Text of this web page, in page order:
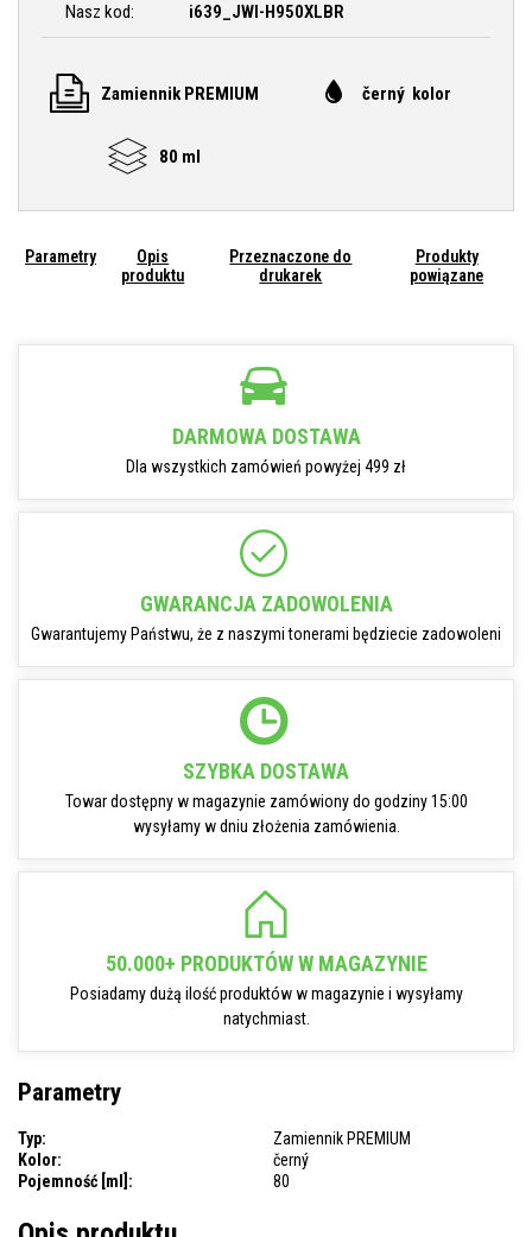
Nasz kod:
i639_JWI-H950XLBR
Zamiennik PREMIUM černý kolor
80 ml
Parametry
Opis
produktu
Przeznaczone do
drukarek
Produkty
powiązane
DARMOWA DOSTAWA
Dla wszystkich zamówień powyżej 499 zł
GWARANCJA ZADOWOLENIA
Gwarantujemy Państwu, że z naszymi tonerami będziecie zadowoleni
SZYBKA DOSTAWA
Towar dostępny w magazynie zamówiony do godziny 15:00
wysyłamy w dniu złożenia zamówienia.
50.000+ PRODUKTÓW W MAGAZYNIE
Posiadamy dużą ilość produktów w magazynie i wysyłamy
natychmiast.
Parametry
Typ:
Zamiennik PREMIUM
Kolor:
černý
Pojemność [ml]:
80